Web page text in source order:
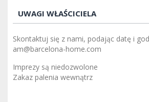
UWAGI WŁAŚCICIELA
Skontaktuj się z nami, podając datę i
am@barcelona-home.com
Imprezy są niedozwolone
Zakaz palenia wewnątrz